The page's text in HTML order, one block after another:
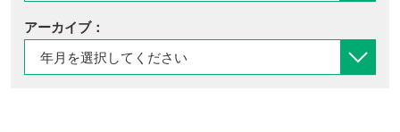
アーカイブ：